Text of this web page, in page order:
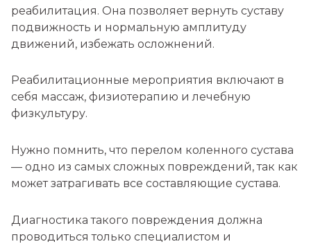
реабилитация. Она позволяет вернуть суставу
подвижность и нормальную амплитуду
движений, избежать осложнений.
Реабилитационные мероприятия включают в
себя массаж, физиотерапию и лечебную
физкультуру.
Нужно помнить, что перелом коленного сустава
— одно из самых сложных повреждений, так как
может затрагивать все составляющие сустава.
Диагностика такого повреждения должна
проводиться только специалистом и